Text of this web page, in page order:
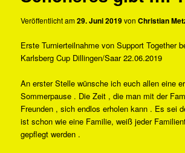
Veröffentlicht am29. Juni 2019vonChristian
Erste Turnierteilnahme von Support Together
Karlsberg Cup Dillingen/Saar 22.06.2019
An erster Stelle wünsche ich euch allen eine
Sommerpause . Die Zeit , die man mit der
Freunden , sich endlos erholen kann . Es sei
ist schon wie eine Familie, weiß jeder
gepflegt werden .